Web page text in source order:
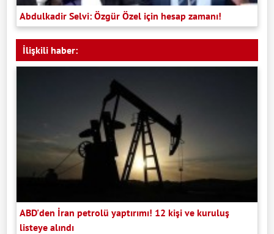
Abdulkadir Selvi: Özgür Özel için hesap zamanı!
İlişkili haber:
ABD'den İran petrolü yaptırımı! 12 kişi ve kuruluş
listeye alındı